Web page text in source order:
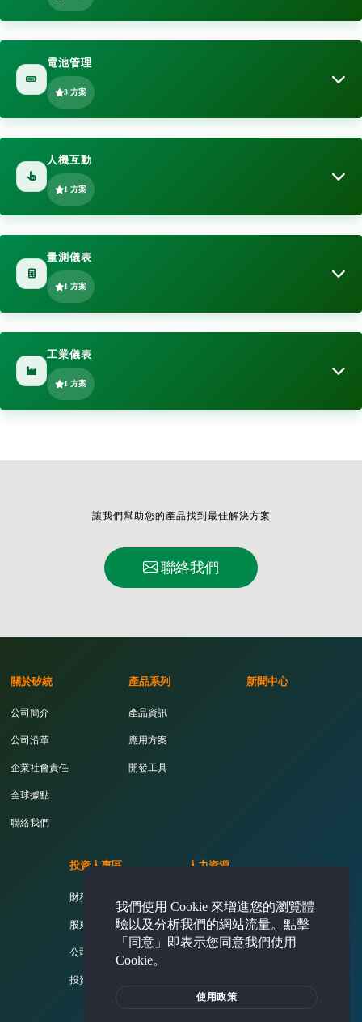
PIR感應器
近年因為溫室效應造成全球氣候異常，各產品就以能符合節能及綠能為
人體的紅外線 …
電池管理
3 方案
鋰電池計量計
HY4141是用於1串鋰電池的容量監測IC，也可以通過設置安裝在系統
多串動力電池
電流大, 電壓高, 對保護板及元件的耐用度與可靠度要求更高. 使用單串
保護IC HY2514可彈性串接為多串的應用進行電壓的保護功 …
的耐用度與可靠度要求也高。使用多串保護IC HY2540可為3或4串的應
人機互動
1 方案
觸控方案
矽統科技觸控解決方案是採用單芯片電容式觸控技術，內部配置32-bit
觸控 …
量測儀表
1 方案
數位複用表
數位複用表（Digital Multimeters,DMM）對電子電機人員是不可缺的
工業儀表
1 方案
讓我們幫助您的產品找到最佳解決方案
聯絡我們
關於矽統
公司簡介
公司沿革
企業社會責任
全球據點
聯絡我們
產品系列
產品資訊
應用方案
開發工具
新聞中心
投資人專區
財務資訊
股東專欄
公司治理
投資人問答集
人力資源
活力矽統
薪酬福利
熱門職缺
我們使用 Cookie 來增進您的瀏覽體
驗以及分析我們的網站流量。點擊
「同意」即表示您同意我們使用
Cookie。
使用政策